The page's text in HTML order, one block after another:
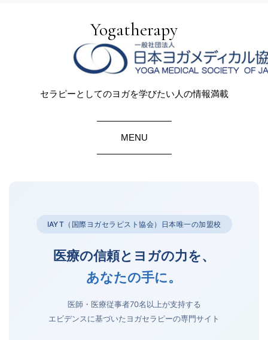
Yogatherapy
セラピーとしてのヨガを学びたい人の情報満載
MENU
IAYT（国際ヨガセラピスト協会）日本唯一の加盟校
医療の信頼とヨガの力を、
あなたの手に。
医師・医療従事者70名以上が支持する
エビデンスに基づいたヨガセラピーの専門サイト